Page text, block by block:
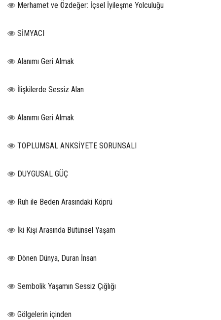
Merhamet ve Özdeğer: İçsel İyileşme Yolculuğu
SİMYACI
Alanımı Geri Almak
İlişkilerde Sessiz Alan
Alanımı Geri Almak
TOPLUMSAL ANKSİYETE SORUNSALI
DUYGUSAL GÜÇ
Ruh ile Beden Arasındaki Köprü
İki Kişi Arasında Bütünsel Yaşam
Dönen Dünya, Duran İnsan
Sembolik Yaşamın Sessiz Çığlığı
Gölgelerin içinden